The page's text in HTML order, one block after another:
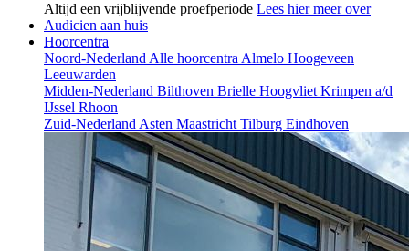
Altijd een vrijblijvende proefperiode Lees hier meer over
Audicien aan huis
Hoorcentra
Noord-NederlandAlle hoorcentraAlmelo Hoogeveen
Leeuwarden
Midden-Nederland Bilthoven Brielle HoogvlietKrimpen a/d
IJssel Rhoon
Zuid-NederlandAsten MaastrichtTilburg Eindhoven